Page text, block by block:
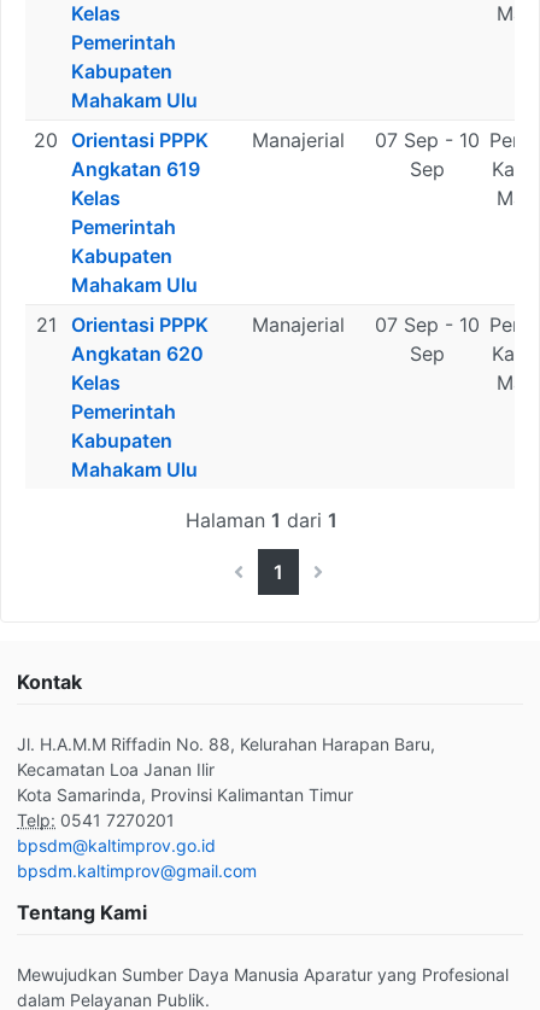
Kelas
Pemerintah
Kabupaten
Mahakam Ulu
20 Orientasi PPPK
Angkatan 619
Kelas
Pemerintah
Kabupaten
Mahakam Ulu
Manajerial
07 Sep - 10
Sep
21
Orientasi PPPK
Angkatan 620
Kelas
Pemerintah
Kabupaten
Mahakam Ulu
Manajerial
07 Sep - 10
Sep
Halaman 1 dari 1
1
Kontak
Jl. H.A.M.M Riffadin No. 88, Kelurahan Harapan Baru,
Kecamatan Loa Janan Ilir
Kota Samarinda, Provinsi Kalimantan Timur
Telp: 0541 7270201
bpsdm@kaltimprov.go.id
bpsdm.kaltimprov@gmail.com
Tentang Kami
Mewujudkan Sumber Daya Manusia Aparatur yang Profesional
dalam Pelayanan Publik.